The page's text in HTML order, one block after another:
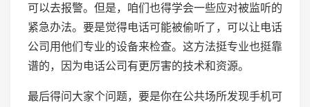
可以去报警。但是，咱们也得学会一些应对被监听的
紧急办法。要是觉得电话可能被偷听了，可以让电话
公司用他们专业的设备来检查。这方法挺专业也挺靠
谱的，因为电话公司有更厉害的技术和资源。
最后得问大家个问题，要是你在公共场所发现手机可